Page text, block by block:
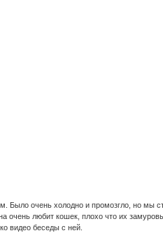
Было очень холодно и промозгло, но мы
очень любит кошек, плохо что их
видео беседы с ней.